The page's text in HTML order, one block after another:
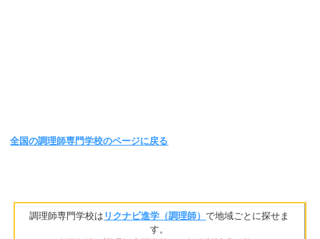
全国の調理師専門学校のページに戻る
調理師専門学校は リクナビ進学（調理師）で地域ごとに探せま
す。